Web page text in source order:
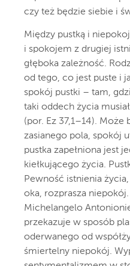
czy też będzie siebie i
Między pustką i
i spokojem z drugiej
głęboka zależność.
od tego, co jest puste i
spokój pustki – tam,
taki oddech życia
(por. Ez 37,1–14).
zasianego pola, spokój
pustka zapełniona jest
kiełkującego życia.
Pewność istnienia
oka, rozprasza
Michelangelo
przekazuje w sposób
oderwanego od
śmiertelny niepokój.